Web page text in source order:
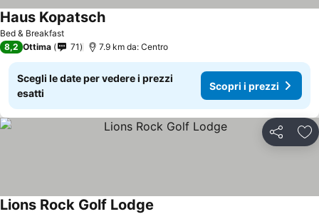
Bed & Breakfast
Haus Kopatsch
8,2 Ottima 71 7.9 km da: Centro
Scegli le date per vedere i prezzi
esatti
Scopri i prezzi
Condividi
Lions Rock Golf Lodge